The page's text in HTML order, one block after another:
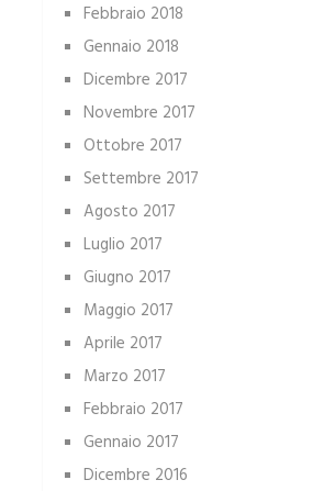
Febbraio 2018
Gennaio 2018
Dicembre 2017
Novembre 2017
Ottobre 2017
Settembre 2017
Agosto 2017
Luglio 2017
Giugno 2017
Maggio 2017
Aprile 2017
Marzo 2017
Febbraio 2017
Gennaio 2017
Dicembre 2016